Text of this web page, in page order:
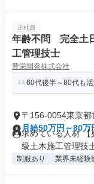
正社員
年齢不問 完全土
工管理技士
豊栄開発株式会社
60代後半～80代も
〒156-0054東京都
月給50万円～80万
求めている人材 【
級土木施工管理技
制服あり 業界未経験